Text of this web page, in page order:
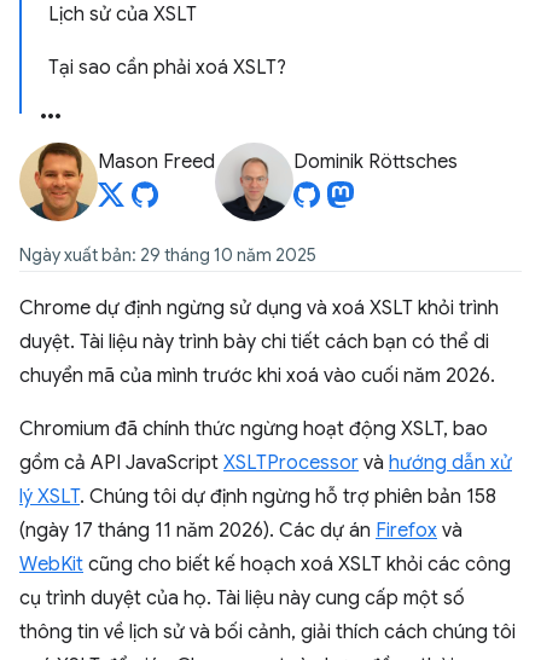
Lịch sử của XSLT
Tại sao cần phải xoá XSLT?
Mason Freed Dominik Röttsches
Ngày xuất bản: 29 tháng 10 năm 2025
Chrome dự định ngừng sử dụng và xoá XSLT khỏi trình
duyệt. Tài liệu này trình bày chi tiết cách bạn có thể di
chuyển mã của mình trước khi xoá vào cuối năm 2026.
Chromium đã chính thức ngừng hoạt động XSLT, bao
gồm cả API JavaScript XSLTProcessor và hướng dẫn xử
lý XSLT. Chúng tôi dự định ngừng hỗ trợ phiên bản 158
(ngày 17 tháng 11 năm 2026). Các dự án Firefox và
WebKit cũng cho biết kế hoạch xoá XSLT khỏi các công
cụ trình duyệt của họ. Tài liệu này cung cấp một số
thông tin về lịch sử và bối cảnh, giải thích cách chúng tôi